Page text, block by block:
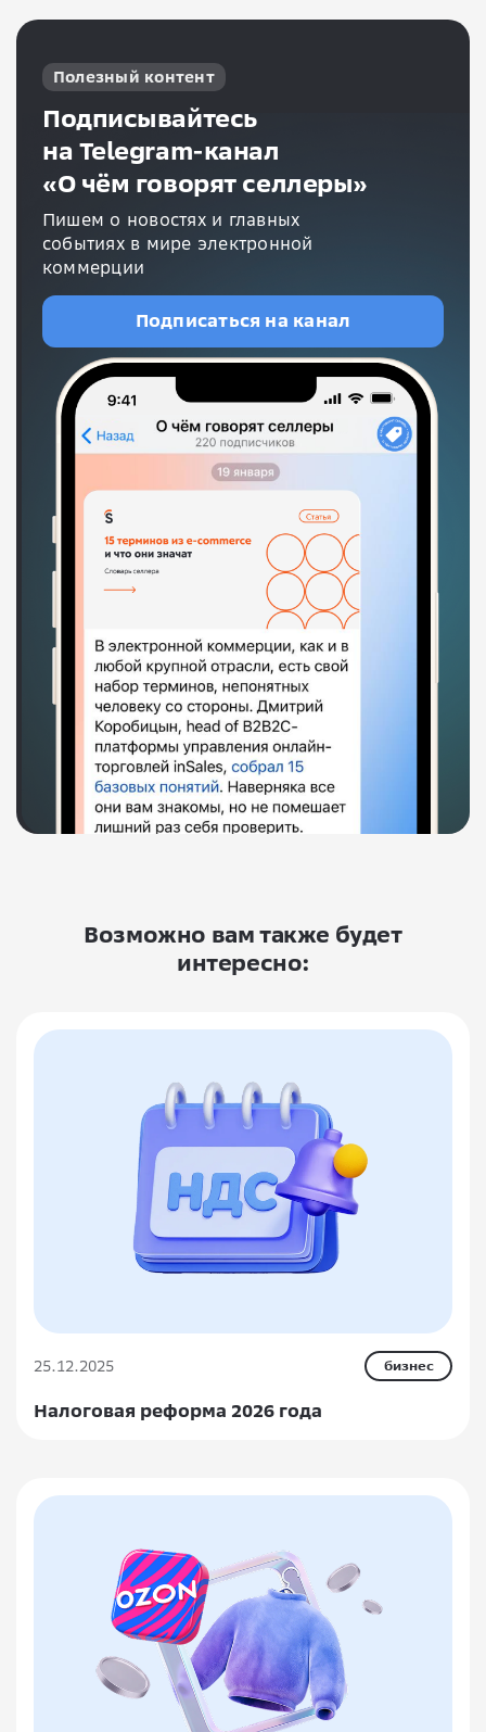
Полезный контент
Подписывайтесь
на Telegram-канал
«О чём говорят селлеры»
Пишем о новостях и главных
событиях в мире электронной
коммерции
Подписаться на канал
Возможно вам также будет
интересно:
25.12.2025 бизнес
Налоговая реформа 2026 года